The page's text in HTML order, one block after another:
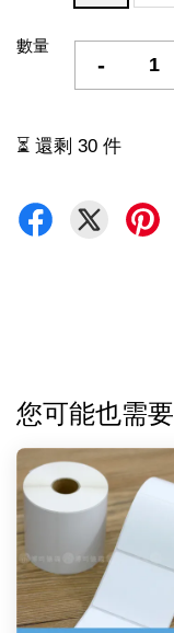
數量
-
⏳ 還剩 30 件
您可能也需要